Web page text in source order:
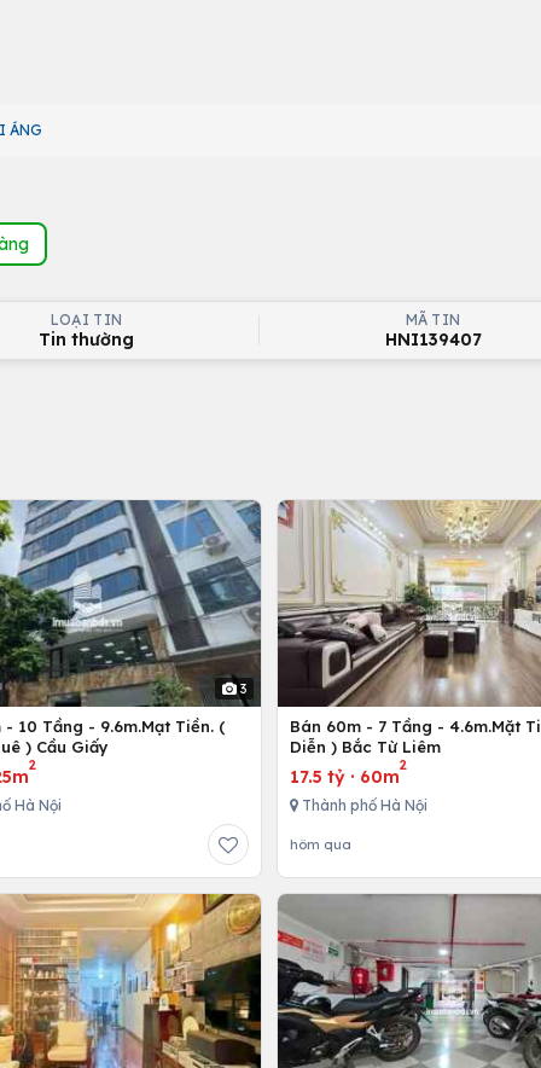
ÁNG
LOẠI TIN
Tin thường
MÃ TIN
HNI139407
3
- 10 Tầng - 9.6m.Mạt Tiền. (
) Cầu Giấy
2
Hà Nội
Bán 60m - 7 Tầng - 4.6m.Mặt
Diễn ) Bắc Từ Liêm
17.5 tỷ· 60m
2
Thành phố Hà Nội
hôm qua